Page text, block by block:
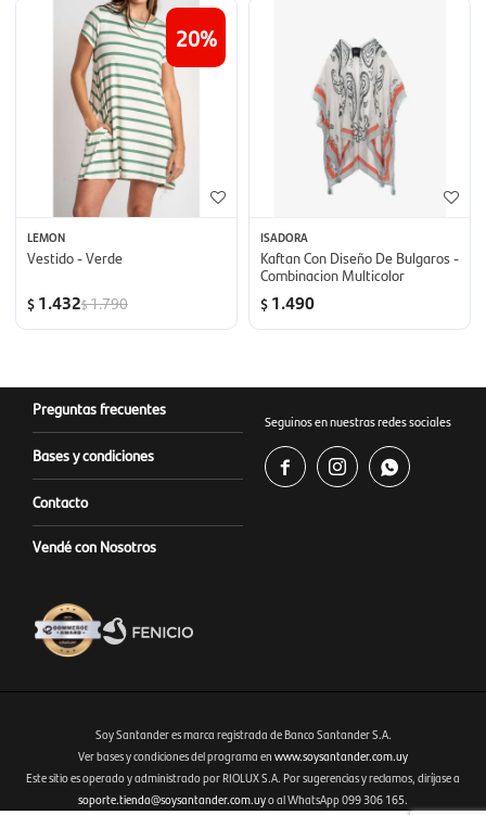
20
LEMON
Vestido - Verde
$ 1.432$1.790
ISADORA
Kaftan Con Diseño De Bulgaros -
Combinacion Multicolor
$ 1.490
Preguntas frecuentes
Bases y condiciones
Contacto
Vendé con Nosotros
Seguinos en nuestras redes sociales
  
Fenicio eCommerce Uruguay
Soy Santander es marca registrada de Banco Santander S.A.
Ver bases y condiciones del programa en www.soysantander.com.uy
Este sitio es operado y administrado por RIOLUX S.A. Por sugerencias y reclamos, diríjase a
soporte.tienda@soysantander.com.uyo al WhatsApp 099 306 165.